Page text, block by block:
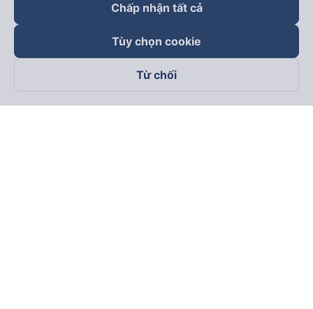
Theo dõi chúng tôi trên
Chấp nhận tất cả
Tùy chọn cookie
Từ chối